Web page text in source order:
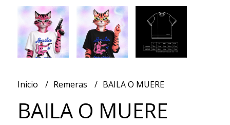
Inicio Remeras BAILA O MUERE
BAILA O MUERE